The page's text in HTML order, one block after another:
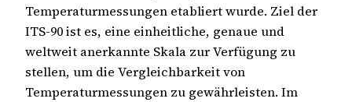
Temperaturmessungen etabliert wurde. Ziel der
ITS-90 ist es, eine einheitliche, genaue und
weltweit anerkannte Skala zur Verfügung zu
stellen, um die Vergleichbarkeit von
Temperaturmessungen zu gewährleisten. Im